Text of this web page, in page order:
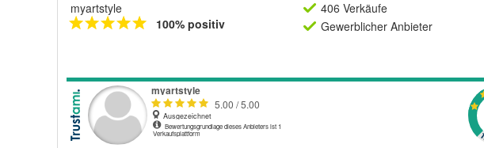
myartstyle
100% positiv
406 Verkäufe
Gewerblicher Anbieter